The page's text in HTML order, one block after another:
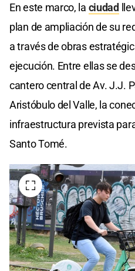
En este marco, la ciudad
plan de ampliación de su
a través de obras
ejecución. Entre ellas se
cantero central de Av. J.J.
Aristóbulo del Valle, la
infraestructura prevista
Santo Tomé.